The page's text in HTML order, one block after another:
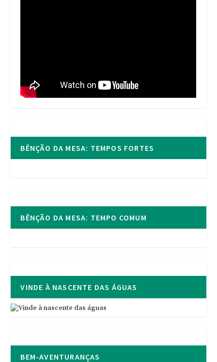
BÊNÇÃO DA MESA: TEMPOS FORTES
BÊNÇÃO DA MESA: TEMPO COMUM
VINDE À NASCENTE DAS ÁGUAS
BEM-AVENTURANÇAS